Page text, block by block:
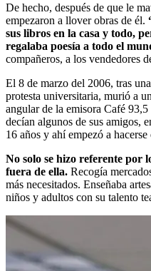
De hecho, después de que le
empezaron a llover obras de él.
sus libros en la casa y todo,
regalaba poesía a todo el
compañeros, a los vendedores
El 8 de marzo del 2006, tras
protesta universitaria, murió a
angular de la emisora Café
decían algunos de sus amigos,
16 años y ahí empezó a
No solo se hizo referente por
fuera de ella. Recogía
más necesitados. Enseñaba
niños y adultos con su talento